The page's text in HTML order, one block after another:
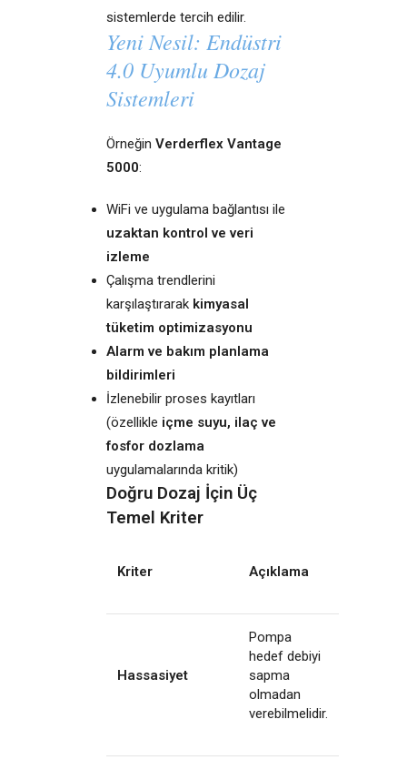
sistemlerde tercih edilir.
Yeni Nesil: Endüstri
4.0 Uyumlu Dozaj
Sistemleri
ÖrneğinVerderflex Vantage
5000:
WiFi ve uygulama bağlantısı ile
uzaktan kontrol ve veri
izleme
Çalışma trendlerini
karşılaştırarak kimyasal
tüketim optimizasyonu
Alarm ve bakım planlama
bildirimleri
İzlenebilir proses kayıtları
(özellikle içme suyu, ilaç ve
fosfor dozlama
uygulamalarında kritik)
Doğru Dozaj İçin Üç
Temel Kriter
Kriter Açıklama
Hassasiyet
Pompa
hedef debiyi
sapma
olmadan
verebilmelidir.